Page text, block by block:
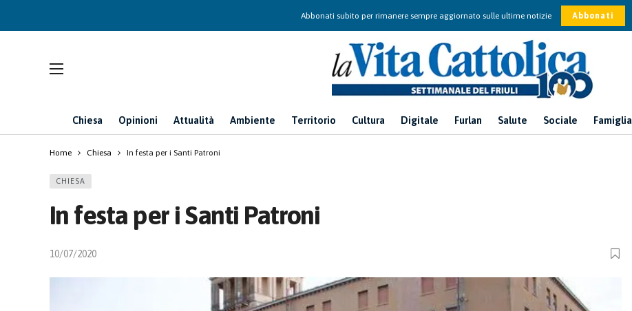
Abbonati subito per rimanere sempre aggiornato sulle ultime notizie Abbonati
Chiesa Opinioni Attualità Ambiente Territorio Cultura Digitale Furlan Salute Sociale Famiglia
Home Chiesa In festa per i Santi Patroni
CHIESA
In festa per i Santi Patroni
10/07/2020